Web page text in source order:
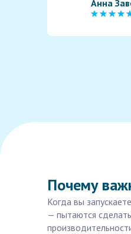
Анна
Почему
Когда вы
— пытаются